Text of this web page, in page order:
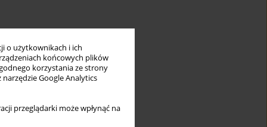
o użytkownikach i ich
końcowych plików
korzystania ze strony
Google Analytics
przeglądarki może wpłynąć na